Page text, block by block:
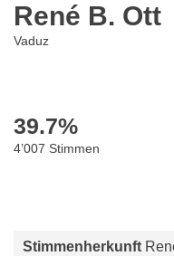
René B. Ott
Vaduz
39.7%
4’007 Stimmen
Stimmenherkunft